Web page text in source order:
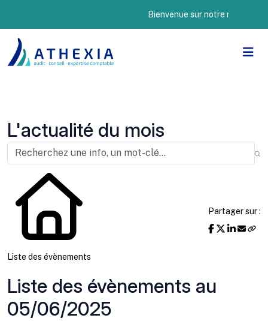
Bienvenue sur notre nouveau
L'actualité du mois
Liste des évènements
Partager sur :
Liste des évènements au
05/06/2025